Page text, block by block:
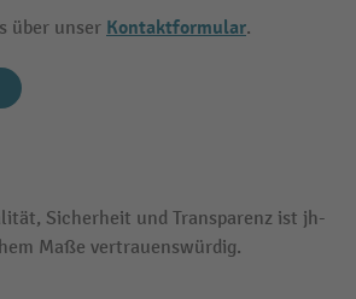
über unser Kontaktformular.
Sicherheit und Transparenz ist jh-
Maße vertrauenswürdig.